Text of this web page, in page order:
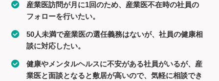
産業医訪問が月に1回のため、産業医不在時の社員の
フォローを行いたい。
50人未満で産業医の選任義務はないが、社員の健康相
談に対応したい。
健康やメンタルヘルスに不安がある社員がいるが、産
業医と面談となると敷居が高いので、気軽に相談でき